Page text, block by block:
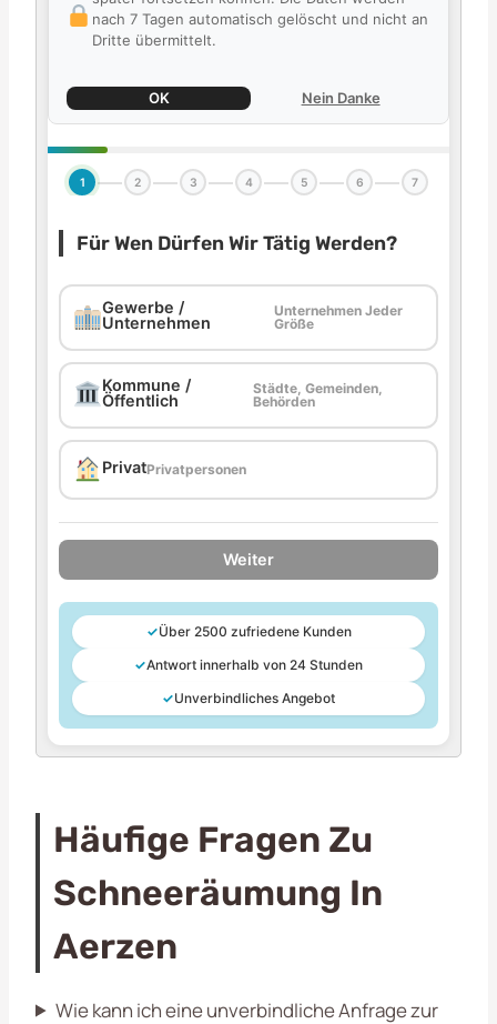
nach 7 Tagen automatisch gelöscht und nicht an
Dritte übermittelt.
OK Nein Danke
1 2 3 4 5 6 7
Für Wen Dürfen Wir Tätig Werden?
Gewerbe /
Unternehmen
Unternehmen Jeder
Größe
Kommune /
Öffentlich
Städte, Gemeinden,
Behörden
PrivatPrivatpersonen
Weiter
✓Über 2500 zufriedene Kunden
✓Antwort innerhalb von 24 Stunden
✓Unverbindliches Angebot
Häufige Fragen Zu
Schneeräumung In
Aerzen
Wie kann ich eine unverbindliche Anfrage zur